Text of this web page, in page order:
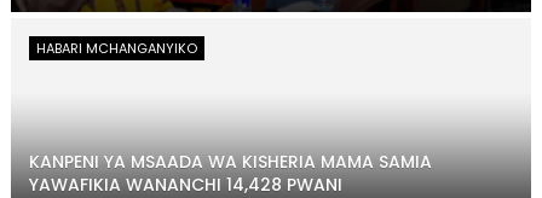
HABARI MCHANGANYIKO
KANPENI YA MSAADA WA KISHERIA MAMA SAMIA
YAWAFIKIA WANANCHI 14,428 PWANI